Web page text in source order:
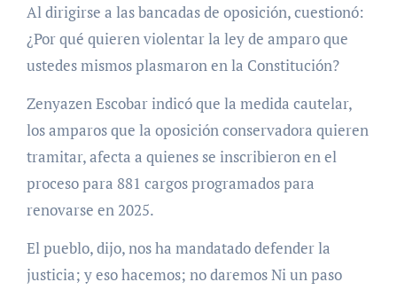
Al dirigirse a las bancadas de oposición, cuestionó:
¿Por qué quieren violentar la ley de amparo que
ustedes mismos plasmaron en la Constitución?
Zenyazen Escobar indicó que la medida cautelar,
los amparos que la oposición conservadora quieren
tramitar, afecta a quienes se inscribieron en el
proceso para 881 cargos programados para
renovarse en 2025.
El pueblo, dijo, nos ha mandatado defender la
justicia; y eso hacemos; no daremos Ni un paso